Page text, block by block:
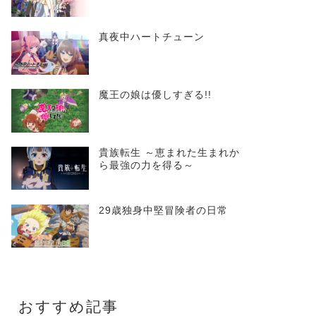
真夜中ハートチューン
魔王の娘は優しすぎる!!
貴族転生 ～恵まれた生まれか
ら最強の力を得る～
29歳独身中堅冒険者の日常
おすすめ記事